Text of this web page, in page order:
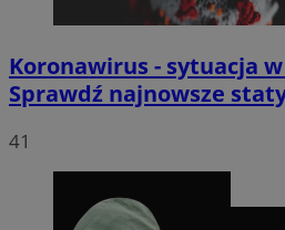
Koronawirus - sytuacja
Sprawdź najnowsze
41